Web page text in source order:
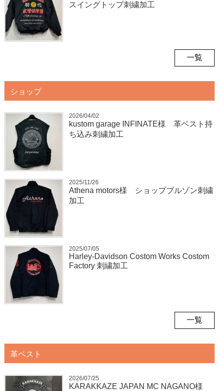
スイングトップ刺繍加工
一覧
ショップ
2026/04/02
kustom garage INFINATE様 革ベスト持
ち込み刺繍加工
2025/11/26
Athena motors様 ショップブルゾン刺繍
加工
2025/07/05
Harley-Davidson Costom Works Costom
Factory 刺繍加工
一覧
革ベスト
2026/07/25
KARAKKAZE JAPAN MC NAGANO様